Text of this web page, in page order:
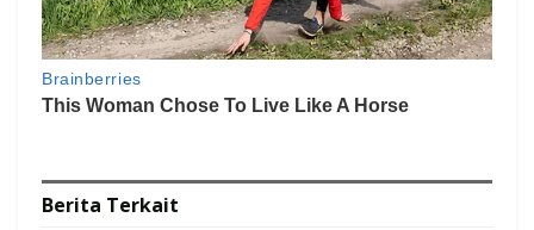
Berita Terkait